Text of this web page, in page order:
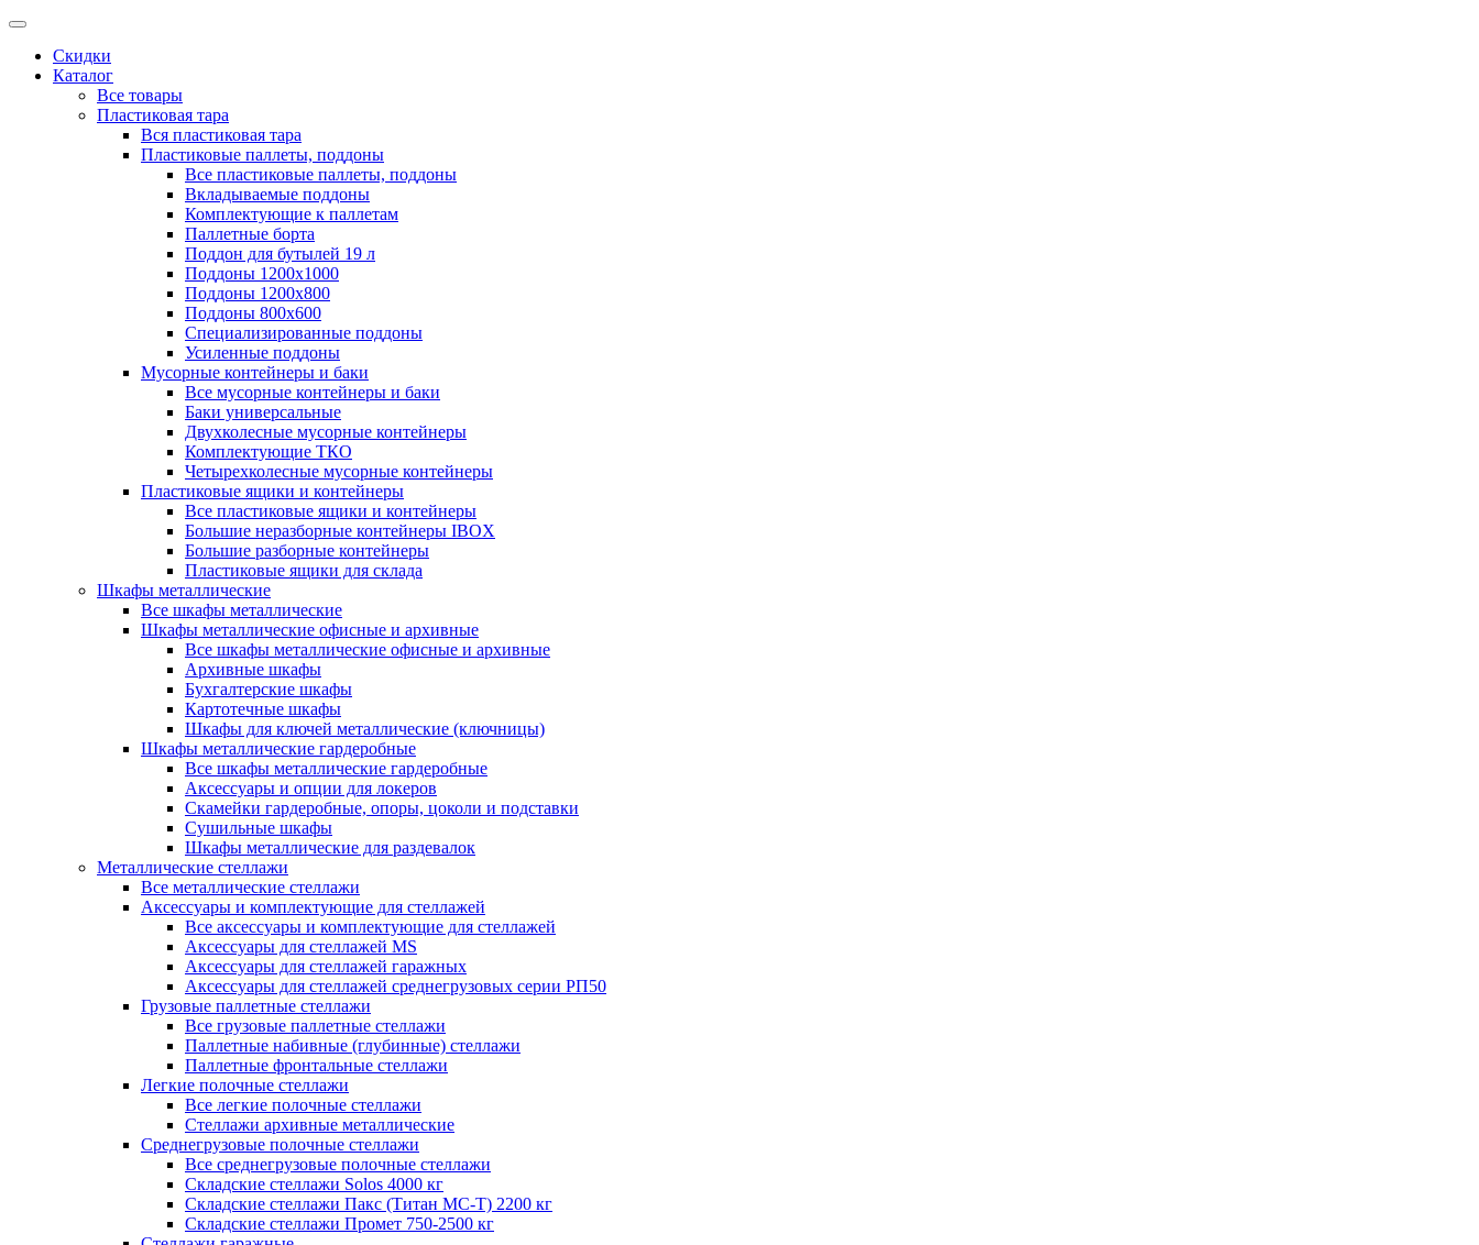
Скидки
Каталог
Все товары
Пластиковая тара
Вся пластиковая тара
Пластиковые паллеты, поддоны
Все пластиковые паллеты, поддоны
Вкладываемые поддоны
Комплектующие к паллетам
Паллетные борта
Поддон для бутылей 19 л
Поддоны 1200х1000
Поддоны 1200х800
Поддоны 800х600
Специализированные поддоны
Усиленные поддоны
Мусорные контейнеры и баки
Все мусорные контейнеры и баки
Баки универсальные
Двухколесные мусорные контейнеры
Комплектующие ТКО
Четырехколесные мусорные контейнеры
Пластиковые ящики и контейнеры
Все пластиковые ящики и контейнеры
Большие неразборные контейнеры IBOX
Большие разборные контейнеры
Пластиковые ящики для склада
Шкафы металлические
Все шкафы металлические
Шкафы металлические офисные и архивные
Все шкафы металлические офисные и архивные
Архивные шкафы
Бухгалтерские шкафы
Картотечные шкафы
Шкафы для ключей металлические (ключницы)
Шкафы металлические гардеробные
Все шкафы металлические гардеробные
Аксессуары и опции для локеров
Скамейки гардеробные, опоры, цоколи и подставки
Сушильные шкафы
Шкафы металлические для раздевалок
Металлические стеллажи
Все металлические стеллажи
Аксессуары и комплектующие для стеллажей
Все аксессуары и комплектующие для стеллажей
Аксессуары для стеллажей MS
Аксессуары для стеллажей гаражных
Аксессуары для стеллажей среднегрузовых серии РП50
Грузовые паллетные стеллажи
Все грузовые паллетные стеллажи
Паллетные набивные (глубинные) стеллажи
Паллетные фронтальные стеллажи
Легкие полочные стеллажи
Все легкие полочные стеллажи
Стеллажи архивные металлические
Среднегрузовые полочные стеллажи
Все среднегрузовые полочные стеллажи
Складские стеллажи Solos 4000 кг
Складские стеллажи Пакс (Титан МС-Т) 2200 кг
Складские стеллажи Промет 750-2500 кг